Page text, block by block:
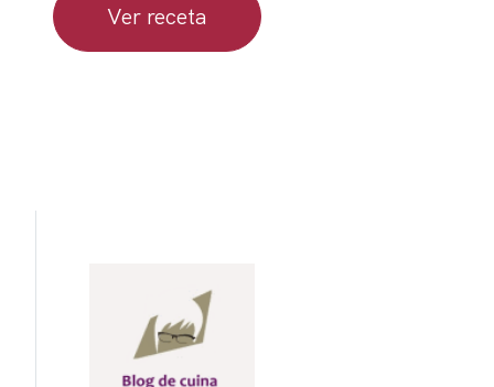
Ver receta